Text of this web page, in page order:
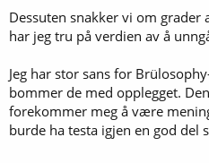
ikke har fulgt denne opp noen
hvor meskeeffektiviten skal opp på
prosessen med å få ut alt av maltet.
Dessuten snakker vi om grader
har jeg tru på verdien av å
Jeg har stor sans for
bommer de med opplegget.
forekommer meg å være
burde ha testa igjen en god del